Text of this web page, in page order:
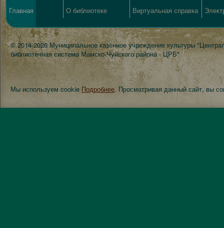
Главная О библиотеке Виртуальная справка
© 2014-2026 Муниципальное казённое учреждение культуры
библиотечная система Мамско-Чуйского района - ЦРБ"
Мы используем cookieПодробнее. Просматривая данный сайт, вы